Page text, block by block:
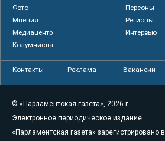
Фото
Персоны
Мнения
Регионы
Медиацентр
Интервью
Колумнисты
Контакты Реклама Вакансии
© «Парламентская газета», 2026 г.
Электронное периодическое издание
«Парламентская газета» зарегистрировано в